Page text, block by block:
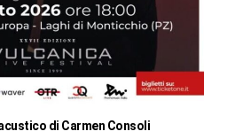
di Carmen Consoli